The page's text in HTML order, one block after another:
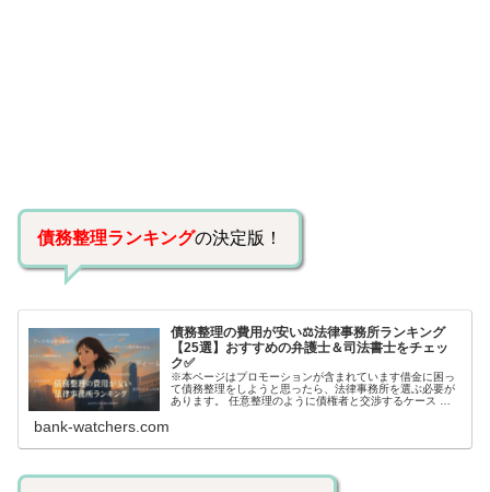
債務整理ランキングの決定版！
債務整理の費用が安い⚖️法律事務所ランキング
【25選】おすすめの弁護士＆司法書士をチェッ
ク✅
※本ページはプロモーションが含まれています借金に困っ
て債務整理をしようと思ったら、法律事務所を選ぶ必要が
あります。 任意整理のように債権者と交渉するケース 自
bank-watchers.com